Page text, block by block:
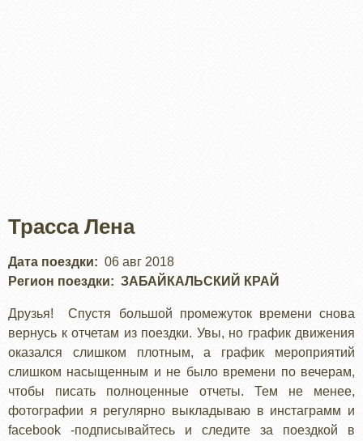
Трасса Лена
Дата поездки
06 авг 2018
Регион поездки
ЗАБАЙКАЛЬСКИЙ КРАЙ
Друзья! Спустя большой промежуток времени снова
вернусь к отчетам из поездки. Увы, но график движения
оказался слишком плотным, а график мероприятий
слишком насыщенным и не было времени по вечерам,
чтобы писать полноценные отчеты. Тем не менее,
фотографии я регулярно выкладываю в инстаграмм и
facebook -подписывайтесь и следите за поездкой в